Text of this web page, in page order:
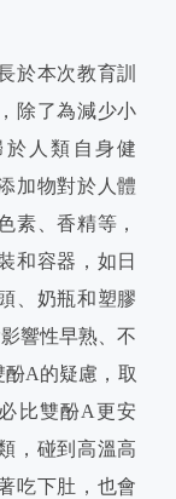
於本次教育訓
除了為減少小
人類自身健
加物對於人體
素、香精等，
和容器，如日
、奶瓶和塑膠
響性早熟、不
A的疑慮，取
比雙酚A更安
，碰到高溫高
吃下肚，也會